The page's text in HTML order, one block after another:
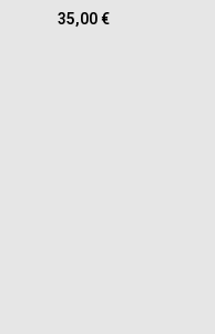
35,00€